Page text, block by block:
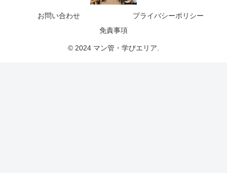
お問い合わせ
プライバシーポリシー
免責事項
© 2024 マン管・学びエリア.